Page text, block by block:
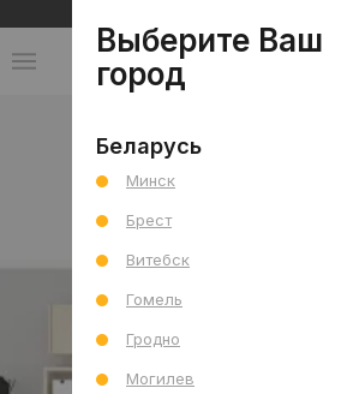
Выберите Ваш
город
Беларусь
Минск
Брест
Витебск
Гомель
Гродно
Могилев